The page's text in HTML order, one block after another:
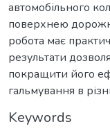
автомобільного
поверхнею
робота має
результати
покращити його
гальмування в
Keywords